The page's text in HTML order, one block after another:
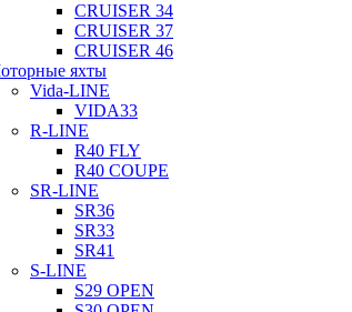
CRUISER 34
CRUISER 37
CRUISER 46
яхты
Vida-LINE
VIDA33
R-LINE
R40 FLY
R40 COUPE
SR-LINE
SR36
SR33
SR41
S-LINE
S29 OPEN